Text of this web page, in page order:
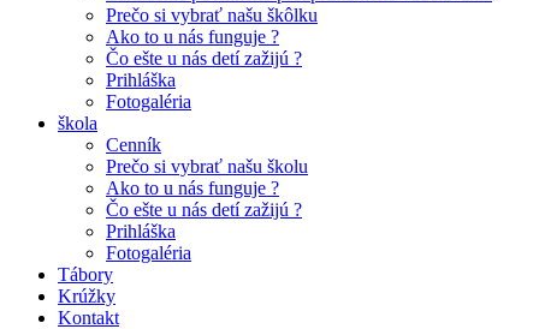
Prečo si vybrať našu škôlku
Ako to u nás funguje ?
Čo ešte u nás detí zažijú ?
Prihláška
Fotogaléria
škola
Cenník
Prečo si vybrať našu školu
Ako to u nás funguje ?
Čo ešte u nás detí zažijú ?
Prihláška
Fotogaléria
Tábory
Krúžky
Kontakt